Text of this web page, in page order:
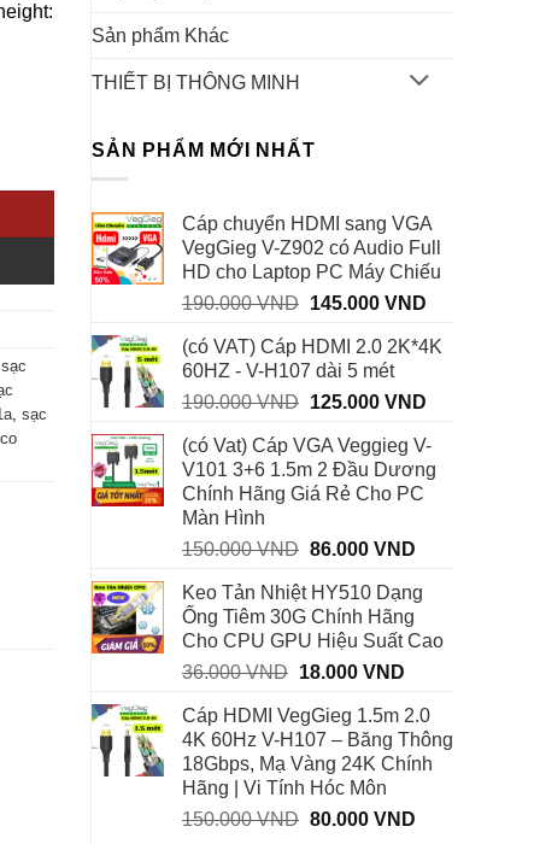
Sản phẩm Khác
THIẾT BỊ THÔNG MINH
SẢN PHẨM MỚI NHẤT
Cáp chuyển HDMI sang VGA
VegGieg V-Z902 có Audio Full
HD cho Laptop PC Máy Chiếu
190.000VND Giá
là:
190.000 VND.
145.000 VNDGiá
tại
145.000
(có VAT) Cáp HDMI 2.0 2K*4K
60HZ - V-H107 dài 5 mét
190.000VND Giá
là:
190.000 VND.
125.000 VNDGiá
tại
là:
(có Vat) Cáp VGA Veggieg V-
V101 3+6 1.5m 2 Đầu Dương
Chính Hãng Giá Rẻ Cho PC
Màn Hình
150.000VND Giá
là:
150.000 VND.
86.000 VNDGiá
tại
86.000 VND.
Keo Tản Nhiệt HY510 Dạng
Ống Tiêm 30G Chính Hãng
Cho CPU GPU Hiệu Suất Cao
36.000VND Giá
là:
36.000 VND.
18.000 VNDGiá
tại
là:
18.000 VND.
Cáp HDMI VegGieg 1.5m 2.0
4K 60Hz V-H107 – Băng Thông
18Gbps, Mạ Vàng 24K Chính
Hãng | Vi Tính Hóc Môn
150.000VND Giá
80.000 VNDGiá
iPhone, Android 2026 số lượng
,sạc